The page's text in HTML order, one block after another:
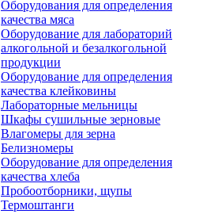
Оборудования для определения
качества мяса
Оборудование для лабораторий
алкогольной и безалкогольной
продукции
Оборудование для определения
качества клейковины
Лабораторные мельницы
Шкафы сушильные зерновые
Влагомеры для зерна
Белизномеры
Оборудование для определения
качества хлеба
Пробоотборники, щупы
Термоштанги